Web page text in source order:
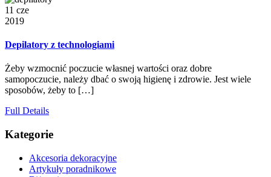
11 cze
2019
Depilatory z technologiami
Żeby wzmocnić poczucie własnej wartości oraz dobre
samopoczucie, należy dbać o swoją higienę i zdrowie. Jest wiele
sposobów, żeby to […]
Full Details
Kategorie
Akcesoria dekoracyjne
Artykuły poradnikowe